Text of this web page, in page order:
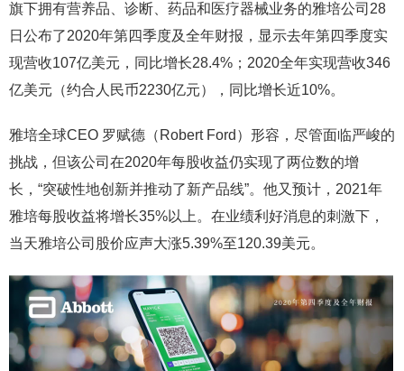
旗下拥有营养品、诊断、药品和医疗器械业务的雅培公司28
日公布了2020年第四季度及全年财报，显示去年第四季度实
现营收107亿美元，同比增长28.4%；2020全年实现营收346
亿美元（约合人民币2230亿元），同比增长近10%。
雅培全球CEO 罗赋德（Robert Ford）形容，尽管面临严峻的
挑战，但该公司在2020年每股收益仍实现了两位数的增
长，“突破性地创新并推动了新产品线”。他又预计，2021年
雅培每股收益将增长35%以上。在业绩利好消息的刺激下，
当天雅培公司股价应声大涨5.39%至120.39美元。